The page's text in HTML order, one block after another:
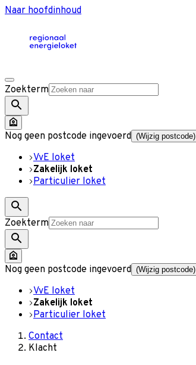
Naar hoofdinhoud
Zoekterm
Nog geen postcode ingevoerd (Wijzig postcode)
VvE loket
Zakelijk loket
Particulier loket
Zoekterm
Nog geen postcode ingevoerd (Wijzig postcode)
VvE loket
Zakelijk loket
Particulier loket
Contact
Klacht